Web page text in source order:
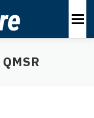
Menu
SOLUTIONS
QMSR